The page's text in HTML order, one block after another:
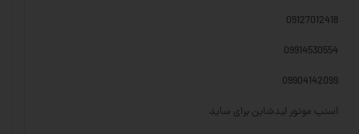
09127012418
09914530554
09904142099
استپ موتور لیدشاین برای ساید